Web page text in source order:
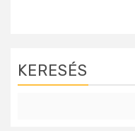
KERESÉS